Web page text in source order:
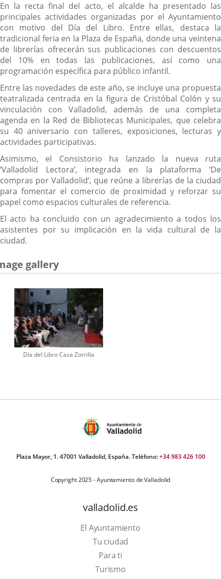
En la recta final del acto, el alcalde ha presentado las
principales actividades organizadas por el Ayuntamiento
con motivo del Día del Libro. Entre ellas, destaca la
tradicional feria en la Plaza de España, donde una veintena
de librerías ofrecerán sus publicaciones con descuentos
del 10% en todas las publicaciones, así como una
programación específica para público infantil.
Entre las novedades de este año, se incluye una propuesta
teatralizada centrada en la figura de Cristóbal Colón y su
vinculación con Valladolid, además de una completa
agenda en la Red de Bibliotecas Municipales, que celebra
su 40 aniversario con talleres, exposiciones, lecturas y
actividades participativas.
Asimismo, el Consistorio ha lanzado la nueva ruta
‘Valladolid Lectora’, integrada en la plataforma ‘De
compras por Valladolid’, que reúne a librerías de la ciudad
para fomentar el comercio de proximidad y reforzar su
papel como espacios culturales de referencia.
El acto ha concluido con un agradecimiento a todos los
asistentes por su implicación en la vida cultural de la
ciudad.
gallery
Día del Libro Casa Zorrilla
Plaza Mayor, 1. 47001 Valladolid, España. Teléfono:+34 983 426 100
Copyright 2025 - Ayuntamiento de Valladolid
valladolid.es
El Ayuntamiento
Tu ciudad
Para ti
TurismoThis